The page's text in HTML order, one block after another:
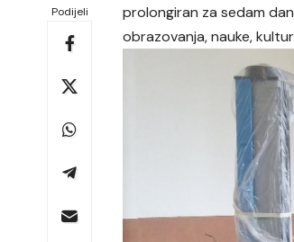
Podijeli
prolongiran za sedam
obrazovanja, nauke,